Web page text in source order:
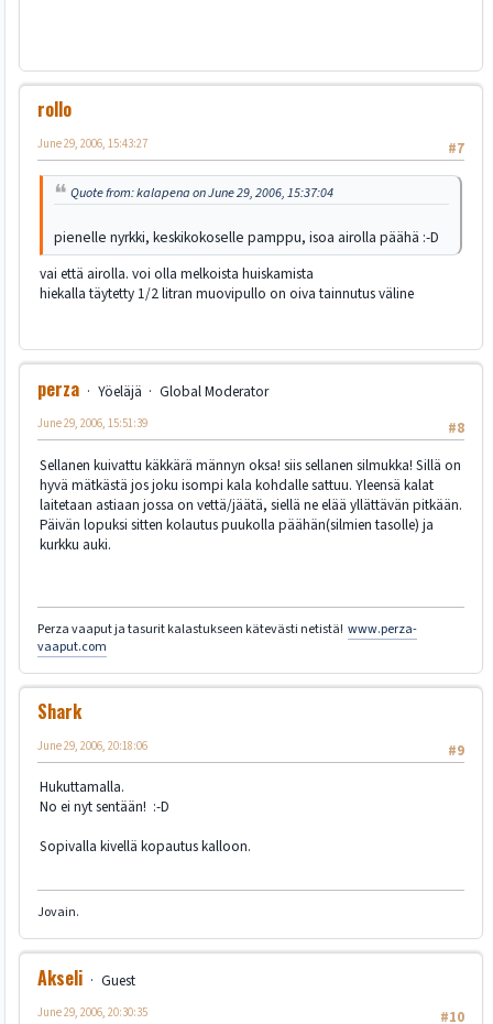
rollo
#7
June 29, 2006, 15:43:27
Quote from: kalapena on June 29, 2006, 15:37:04
pienelle nyrkki, keskikokoselle pamppu, isoa airolla päähä :-D
vai että airolla. voi olla melkoista huiskamista
hiekalla täytetty 1/2 litran muovipullo on oiva tainnutus väline
perza Yöeläjä
Global Moderator
#8
June 29, 2006, 15:51:39
Sellanen kuivattu käkkärä männyn oksa! siis sellanen silmukka! Sillä on
hyvä mätkästä jos joku isompi kala kohdalle sattuu. Yleensä kalat
laitetaan astiaan jossa on vettä/jäätä, siellä ne elää yllättävän pitkään.
Päivän lopuksi sitten kolautus puukolla päähän(silmien tasolle) ja
kurkku auki.
Perza vaaput ja tasurit kalastukseen kätevästi netistä! www.perza-
vaaput.com
Shark
#9
June 29, 2006, 20:18:06
Hukuttamalla.
No ei nyt sentään! :-D
Sopivalla kivellä kopautus kalloon.
Jovain.
Akseli
Guest
#10
June 29, 2006, 20:30:35